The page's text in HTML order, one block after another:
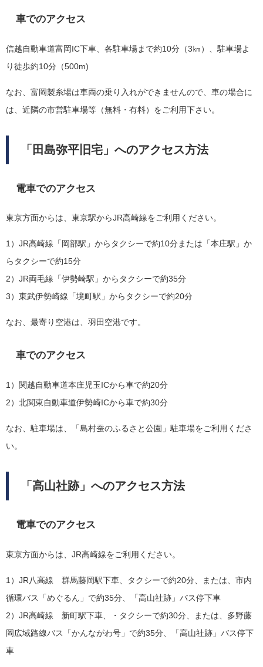
車でのアクセス
信越自動車道富岡IC下車、各駐車場まで約10分（3㎞）、駐車場よ
り徒歩約10分（500m)
なお、富岡製糸場は車両の乗り入れができませんので、車の場合に
は、近隣の市営駐車場等（無料・有料）をご利用下さい。
「田島弥平旧宅」へのアクセス方法
電車でのアクセス
東京方面からは、東京駅からJR高崎線をご利用ください。
1）JR高崎線「岡部駅」からタクシーで約10分または「本庄駅」か
らタクシーで約15分
2）JR両毛線「伊勢崎駅」からタクシーで約35分
3）東武伊勢崎線「境町駅」からタクシーで約20分
なお、最寄り空港は、羽田空港です。
車でのアクセス
1）関越自動車道本庄児玉ICから車で約20分
2）北関東自動車道伊勢崎ICから車で約30分
なお、駐車場は、「島村蚕のふるさと公園」駐車場をご利用くださ
い。
「高山社跡」へのアクセス方法
電車でのアクセス
東京方面からは、JR高崎線をご利用ください。
1）JR八高線 群馬藤岡駅下車、タクシーで約20分、または、市内
循環バス「めぐるん」で約35分、「高山社跡」バス停下車
2）JR高崎線 新町駅下車、・タクシーで約30分、または、多野藤
岡広域路線バス「かんながわ号」で約35分、「高山社跡」バス停下
車